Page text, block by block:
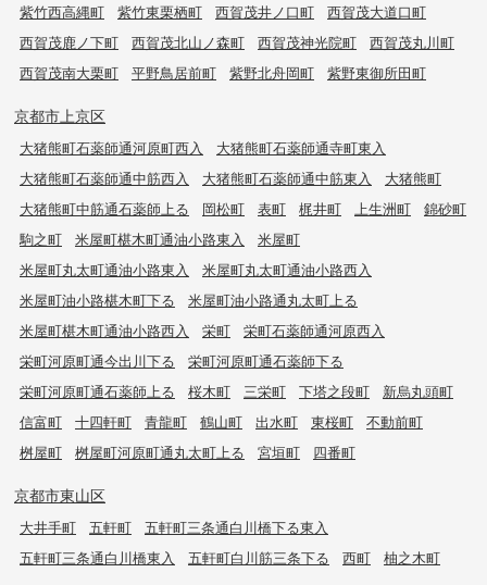
紫竹西高縄町
紫竹東栗栖町 西賀茂井ノ口町
西賀茂大道口町
西賀茂鹿ノ下町
西賀茂北山ノ森町 西賀茂神光院町
西賀茂丸川町
西賀茂南大栗町
平野鳥居前町 紫野北舟岡町 紫野東御所田町
京都市上京区
大猪熊町石薬師通河原町西入
大猪熊町石薬師通寺町東入
大猪熊町石薬師通中筋西入
大猪熊町石薬師通中筋東入
大猪熊町
大猪熊町中筋通石薬師上る
岡松町 表町 梶井町 上生洲町
錦砂町
駒之町
米屋町椹木町通油小路東入
米屋町
米屋町丸太町通油小路東入
米屋町丸太町通油小路西入
米屋町油小路椹木町下る
米屋町油小路通丸太町上る
米屋町椹木町通油小路西入
栄町
栄町石薬師通河原西入
栄町河原町通今出川下る
栄町河原町通石薬師下る
栄町河原町通石薬師上る
桜木町 三栄町 下塔之段町
新烏丸頭町
信富町
十四軒町 青龍町 鶴山町 出水町 東桜町
不動前町
桝屋町
桝屋町河原町通丸太町上る 宮垣町 四番町
京都市東山区
大井手町 五軒町
五軒町三条通白川橋下る東入
五軒町三条通白川橋東入
五軒町白川筋三条下る 西町 柚之木町